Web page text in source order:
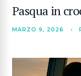
Pasqua in
MARZO 9, 2026 •